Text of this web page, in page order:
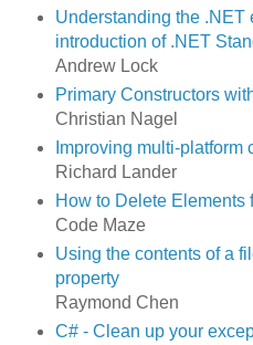
Understanding the .NET
introduction of .NET
Andrew Lock
Primary Constructors
Christian Nagel
Improving multi-platform
Richard Lander
How to Delete Elements
Code Maze
Using the contents of a
property
Raymond Chen
C# - Clean up your